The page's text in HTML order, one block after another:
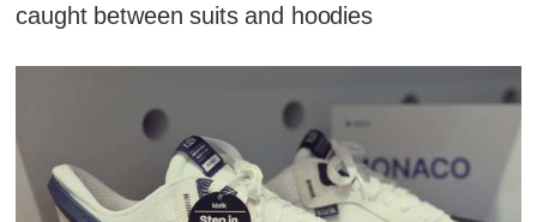
caught between suits and hoodies